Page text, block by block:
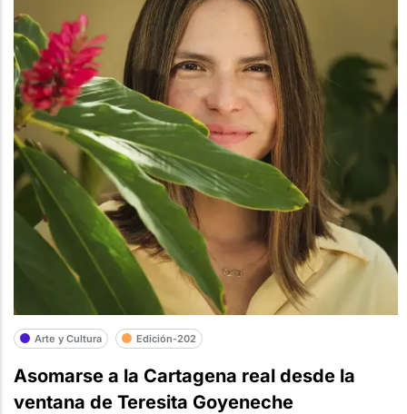
Arte y Cultura Edición-202
Asomarse a la Cartagena real desde la
ventana de Teresita Goyeneche